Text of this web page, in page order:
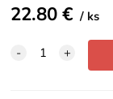
22.80€ ks